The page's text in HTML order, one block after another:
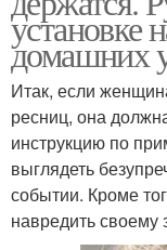
установке
домашних
Итак, если
ресниц, она
инструкцию по
выглядеть
событии. Кроме
навредить своему